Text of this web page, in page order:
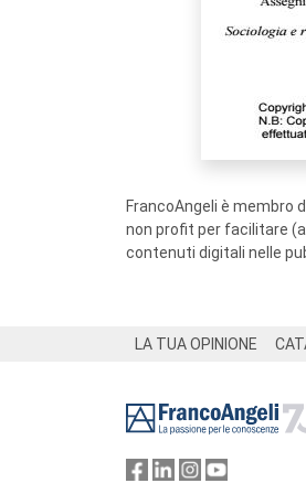
FrancoAngeli è membro
non profit per facilitare
contenuti digitali nelle
LA TUA OPINIONE